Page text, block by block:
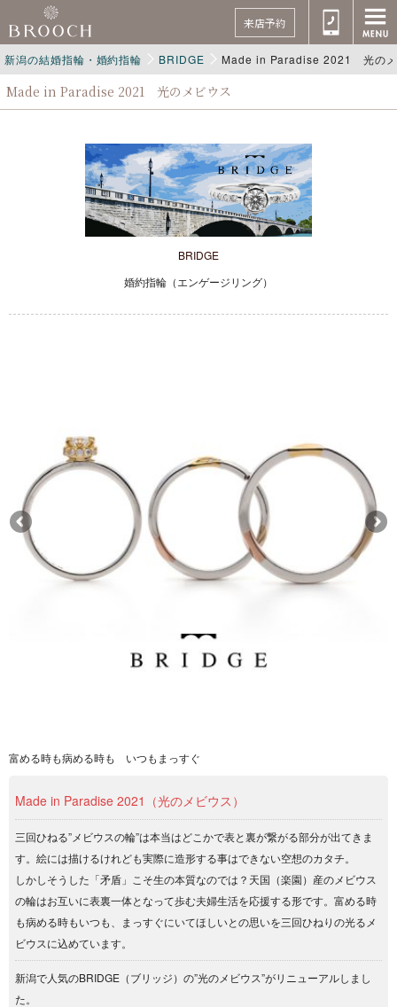
来店予約
新潟の結婚指輪・婚約指輪 BRIDGE Made in Paradise 2021 光の
Made in Paradise 2021 光のメビウス
BRIDGE
婚約指輪（エンゲージリング）
富める時も病める時も いつもまっすぐ
Made in Paradise 2021（光のメビウス）
三回ひねる”メビウスの輪”は本当はどこかで表と裏が繋がる部分が出てきま
す。絵には描けるけれども実際に造形する事はできない空想のカタチ。
しかしそうした「矛盾」こそ生の本質なのでは？天国（楽園）産のメビウス
の輪はお互いに表裏一体となって歩む夫婦生活を応援する形です。富める時
も病める時もいつも、まっすぐにいてほしいとの思いを三回ひねりの光るメ
ビウスに込めています。
新潟で人気のBRIDGE（ブリッジ）の”光のメビウス”がリニューアルしまし
た。